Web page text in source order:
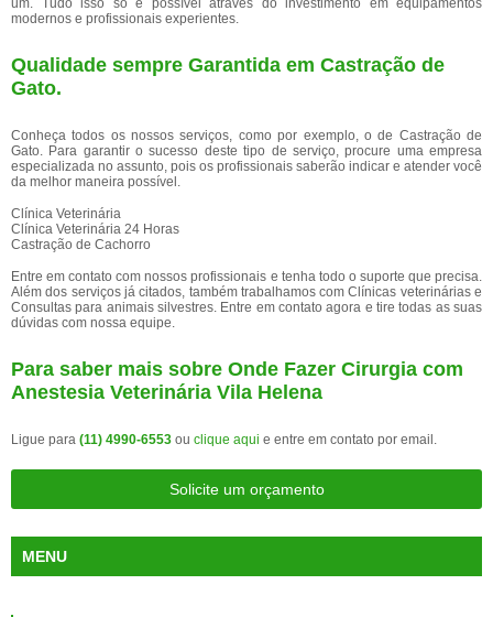
um. Tudo isso só é possível através do investimento em equipamentos
modernos e profissionais experientes.
Qualidade sempre Garantida em Castração de
Gato.
Conheça todos os nossos serviços, como por exemplo, o de Castração de
Gato. Para garantir o sucesso deste tipo de serviço, procure uma empresa
especializada no assunto, pois os profissionais saberão indicar e atender você
da melhor maneira possível.
Clínica Veterinária
Clínica Veterinária 24 Horas
Castração de Cachorro
Entre em contato com nossos profissionais e tenha todo o suporte que precisa.
Além dos serviços já citados, também trabalhamos com Clínicas veterinárias e
Consultas para animais silvestres. Entre em contato agora e tire todas as suas
dúvidas com nossa equipe.
Para saber mais sobre Onde Fazer Cirurgia com
Anestesia Veterinária Vila Helena
Ligue para (11) 4990-6553 ou clique aqui e entre em contato por email.
Solicite um orçamento
MENU